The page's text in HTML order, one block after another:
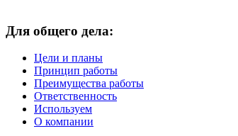
Для общего дела:
Цели и планы
Принцип работы
Преимущества работы
Ответственность
Используем
О компании